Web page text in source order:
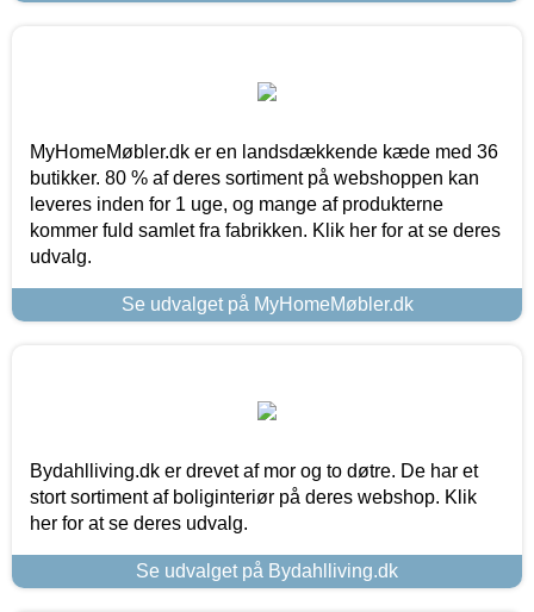
MyHomeMøbler.dk er en landsdækkende kæde med 36
butikker. 80 % af deres sortiment på webshoppen kan
leveres inden for 1 uge, og mange af produkterne
kommer fuld samlet fra fabrikken. Klik her for at se deres
udvalg.
Se udvalget på MyHomeMøbler.dk
Bydahlliving.dk er drevet af mor og to døtre. De har et
stort sortiment af boliginteriør på deres webshop. Klik
her for at se deres udvalg.
Se udvalget på Bydahlliving.dk